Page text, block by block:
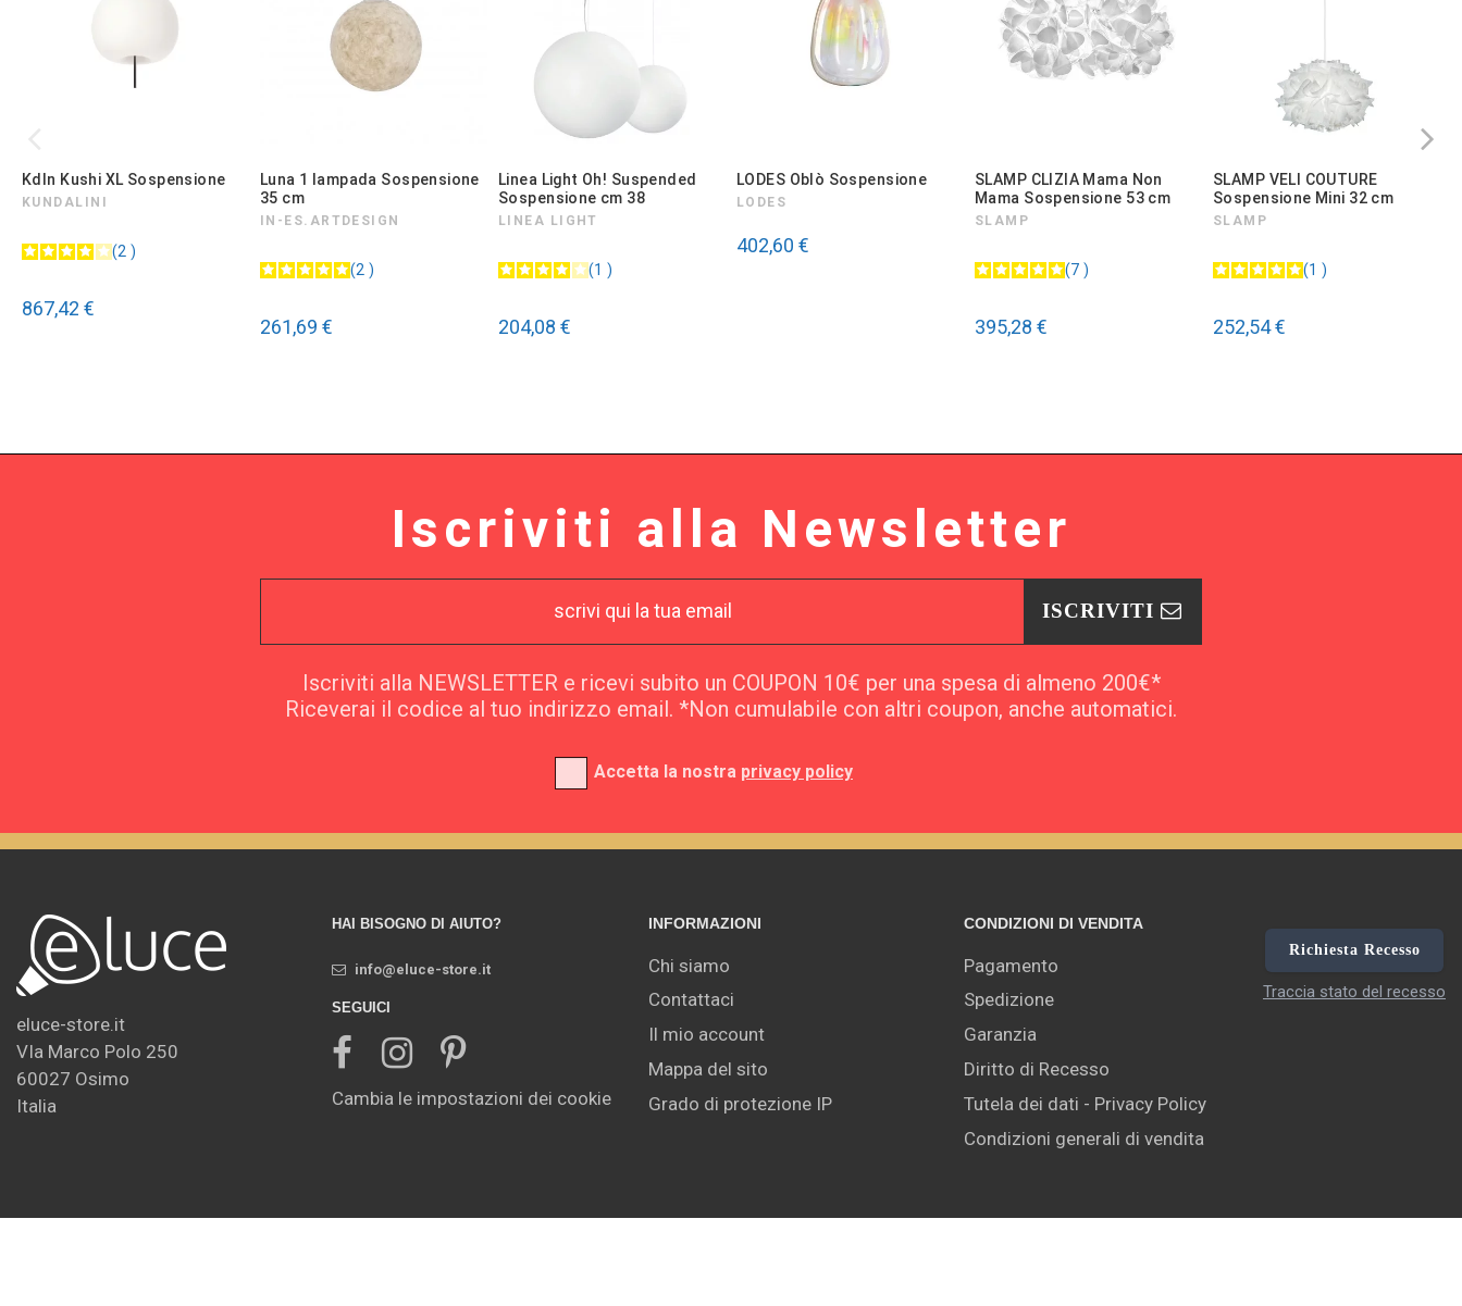
Kdln Kushi XL Sospensione
KUNDALINI
2
867,42 €
Luna 1 lampada Sospensione
35 cm
IN-ES.ARTDESIGN
2
261,69 €
Linea Light Oh! Suspended
Sospensione cm 38
LINEA LIGHT
1
204,08 €
LODES Oblò Sospensione
LODES
402,60 €
SLAMP CLIZIA Mama Non
Mama Sospensione 53 cm
SLAMP
7
395,28 €
SLAMP VELI COUTURE
Sospensione Mini 32 cm
SLAMP
1
252,54 €
Iscriviti alla Newsletter
ISCRIVITI
Iscriviti alla NEWSLETTER e ricevi subito un COUPON 10€ per una spesa di almeno 200€*
Riceverai il codice al tuo indirizzo email. *Non cumulabile con altri coupon, anche automatici.
Accetta la nostra privacy policy
eluce-store.it
VIa Marco Polo 250
60027 Osimo
Italia
HAI BISOGNO DI AIUTO?
info@eluce-store.it
SEGUICI
Cambia le impostazioni dei cookie
INFORMAZIONI
Chi siamo
Contattaci
Il mio account
Mappa del sito
Grado di protezione IP
CONDIZIONI DI VENDITA
Pagamento
Spedizione
Garanzia
Diritto di Recesso
Tutela dei dati - Privacy Policy
Condizioni generali di vendita
Richiesta Recesso
Traccia stato del recesso